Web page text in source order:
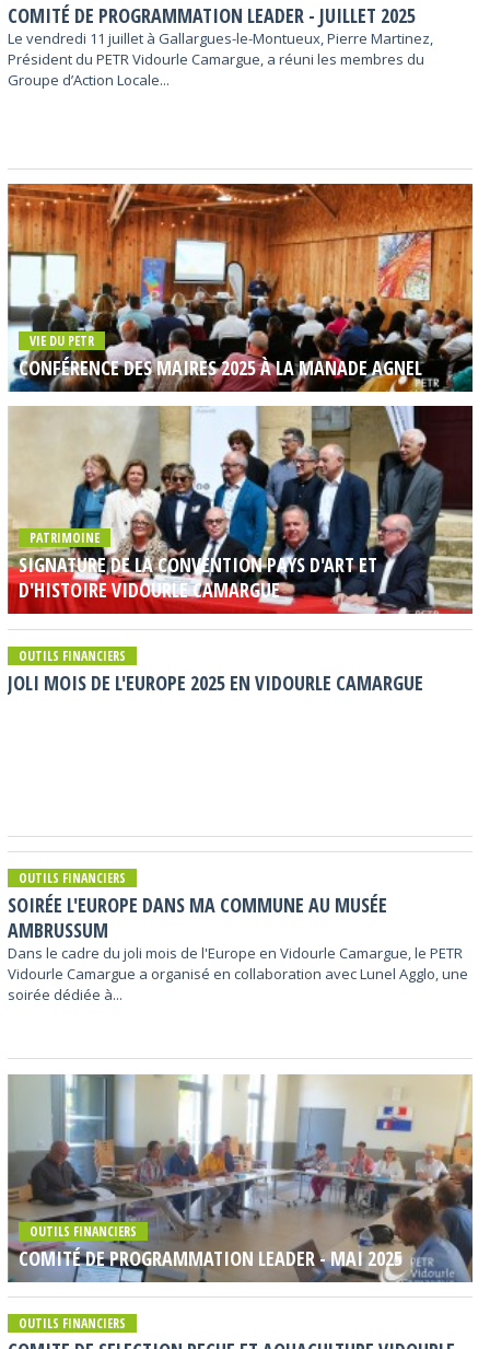
COMITÉ DE PROGRAMMATION LEADER - JUILLET 2025
Le vendredi 11 juillet à Gallargues-le-Montueux, Pierre Martinez,
Président du PETR Vidourle Camargue, a réuni les membres du
Groupe d’Action Locale...
VIE DU PETR
CONFÉRENCE DES MAIRES 2025 À LA MANADE AGNEL
PATRIMOINE
SIGNATURE DE LA CONVENTION PAYS D'ART ET
D'HISTOIRE VIDOURLE CAMARGUE
OUTILS FINANCIERS
JOLI MOIS DE L'EUROPE 2025 EN VIDOURLE CAMARGUE
OUTILS FINANCIERS
SOIRÉE L'EUROPE DANS MA COMMUNE AU MUSÉE
AMBRUSSUM
Dans le cadre du joli mois de l'Europe en Vidourle Camargue, le PETR
Vidourle Camargue a organisé en collaboration avec Lunel Agglo, une
soirée dédiée à...
OUTILS FINANCIERS
COMITÉ DE PROGRAMMATION LEADER - MAI 2025
OUTILS FINANCIERS